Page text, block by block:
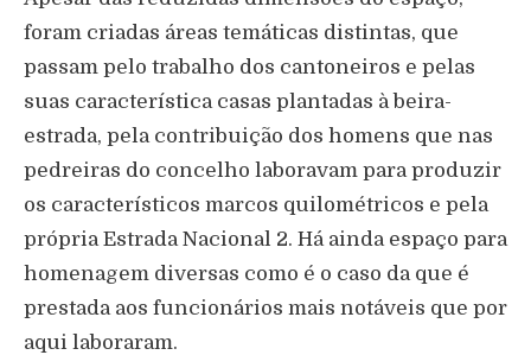
foram criadas áreas temáticas distintas, que
passam pelo trabalho dos cantoneiros e pelas
suas característica casas plantadas à beira-
estrada, pela contribuição dos homens que nas
pedreiras do concelho laboravam para produzir
os característicos marcos quilométricos e pela
própria Estrada Nacional 2. Há ainda espaço para
homenagem diversas como é o caso da que é
prestada aos funcionários mais notáveis que por
aqui laboraram.